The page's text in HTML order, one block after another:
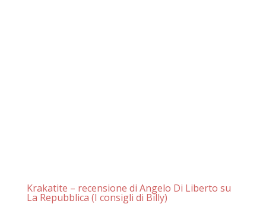
Krakatite – recensione di Angelo Di Liberto su
La Repubblica (I consigli di Billy)